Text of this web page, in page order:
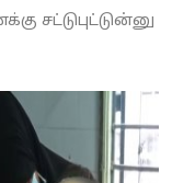
சட்டுபுட்டுன்னு